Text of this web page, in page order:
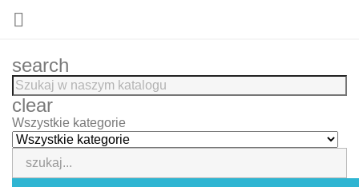

search
clear
Wszystkie kategorie